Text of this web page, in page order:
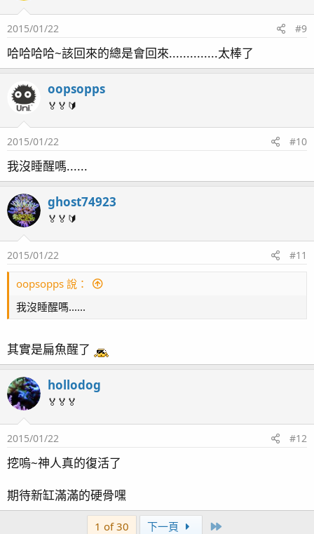
2015/01/22 #9
哈哈哈哈~該回來的總是會回來..............太棒了
oopsopps
🏅🏅🔰
2015/01/22 #10
我沒睡醒嗎......
ghost74923
🏅🏅🔰
2015/01/22 #11
oopsopps 說：
我沒睡醒嗎......
其實是扁魚醒了
hollodog
🏅🏅🏅
2015/01/22 #12
挖嗚~神人真的復活了
期待新缸滿滿的硬骨嘿
1 of 30 下一頁